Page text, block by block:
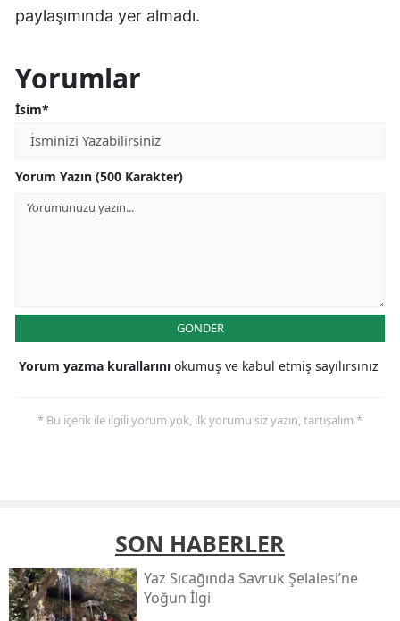
paylaşımında yer almadı.
Yorumlar
İsim*
Yorum Yazın (500 Karakter)
GÖNDER
Yorum yazma kurallarını okumuş ve kabul etmiş sayılırsınız
* Bu içerik ile ilgili yorum yok, ilk yorumu siz yazın, tartışalım *
SON HABERLER
Yaz Sıcağında Savruk Şelalesi’ne
Yoğun İlgi